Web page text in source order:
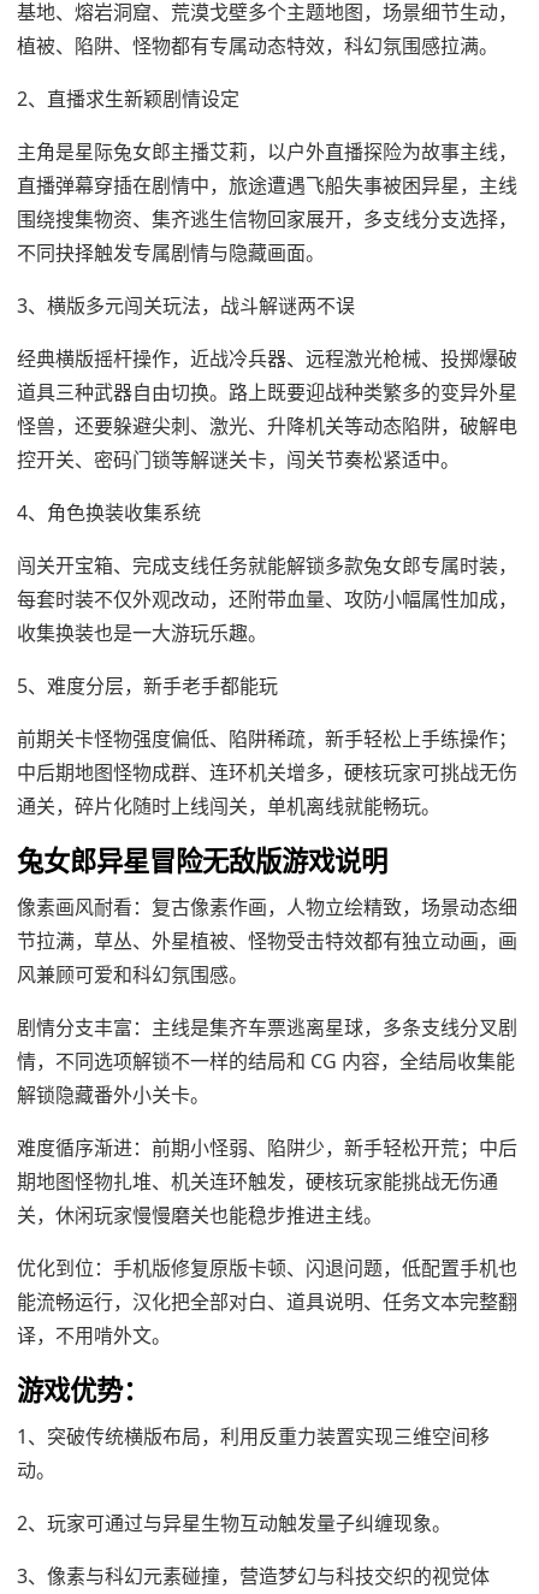
基地、熔岩洞窟、荒漠戈壁多个主题地图，场景细节生动，
植被、陷阱、怪物都有专属动态特效，科幻氛围感拉满。
2、直播求生新颖剧情设定
主角是星际兔女郎主播艾莉，以户外直播探险为故事主线，
直播弹幕穿插在剧情中，旅途遭遇飞船失事被困异星，主线
围绕搜集物资、集齐逃生信物回家展开，多支线分支选择，
不同抉择触发专属剧情与隐藏画面。
3、横版多元闯关玩法，战斗解谜两不误
经典横版摇杆操作，近战冷兵器、远程激光枪械、投掷爆破
道具三种武器自由切换。路上既要迎战种类繁多的变异外星
怪兽，还要躲避尖刺、激光、升降机关等动态陷阱，破解电
控开关、密码门锁等解谜关卡，闯关节奏松紧适中。
4、角色换装收集系统
闯关开宝箱、完成支线任务就能解锁多款兔女郎专属时装，
每套时装不仅外观改动，还附带血量、攻防小幅属性加成，
收集换装也是一大游玩乐趣。
5、难度分层，新手老手都能玩
前期关卡怪物强度偏低、陷阱稀疏，新手轻松上手练操作；
中后期地图怪物成群、连环机关增多，硬核玩家可挑战无伤
通关，碎片化随时上线闯关，单机离线就能畅玩。
兔女郎异星冒险无敌版游戏说明
像素画风耐看：复古像素作画，人物立绘精致，场景动态细
节拉满，草丛、外星植被、怪物受击特效都有独立动画，画
风兼顾可爱和科幻氛围感。
剧情分支丰富：主线是集齐车票逃离星球，多条支线分叉剧
情，不同选项解锁不一样的结局和 CG 内容，全结局收集能
解锁隐藏番外小关卡。
难度循序渐进：前期小怪弱、陷阱少，新手轻松开荒；中后
期地图怪物扎堆、机关连环触发，硬核玩家能挑战无伤通
关，休闲玩家慢慢磨关也能稳步推进主线。
优化到位：手机版修复原版卡顿、闪退问题，低配置手机也
能流畅运行，汉化把全部对白、道具说明、任务文本完整翻
译，不用啃外文。
游戏优势：
1、突破传统横版布局，利用反重力装置实现三维空间移
动。
2、玩家可通过与异星生物互动触发量子纠缠现象。
3、像素与科幻元素碰撞，营造梦幻与科技交织的视觉体